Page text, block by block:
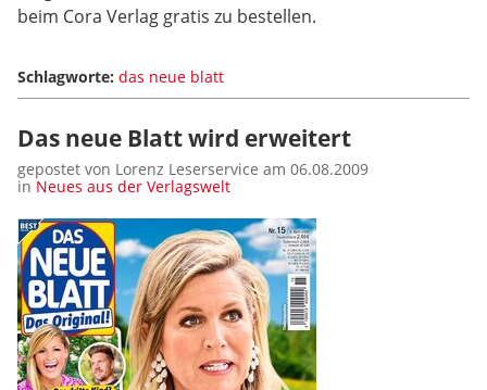
beim Cora Verlag gratis zu bestellen.
Schlagworte: das neue blatt
Das neue Blatt wird erweitert
gepostet von Lorenz Leserservice am 06.08.2009
in Neues aus der Verlagswelt